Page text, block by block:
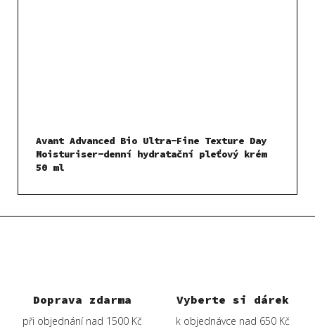
Doprava zdarma
při objednání nad 1500 Kč
Vyberte si dárek
k objednávce nad 650 Kč
Avant Advanced Bio Ultra-Fine Texture Day
Moisturiser-denní hydratační pleťový krém
50 ml